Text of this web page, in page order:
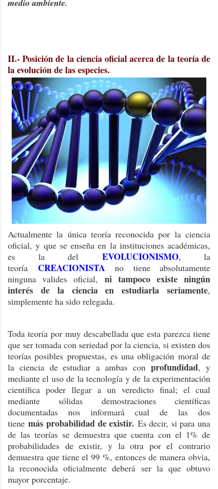
medio ambiente.
II.- Posición de la ciencia oficial acerca de la teoría de
la evolución de las especies.
Actualmente la única teoría reconocida por la ciencia
oficial, y que se enseña en la instituciones académicas,
es la del EVOLUCIONISMO, la
teoría CREACIONISTAno tiene absolutamente
ninguna valides oficial, ni tampoco existe ningún
interés de la ciencia en estudiarla seriamente,
simplemente ha sido relegada.
Toda teoría por muy descabellada que esta parezca tiene
que ser tomada con seriedad por la ciencia, si existen dos
teorías posibles propuestas, es una obligación moral de
la ciencia de estudiar a ambas conprofundidad, y
mediante el uso de la tecnología y de la experimentación
científica poder llegar a un veredicto final; el cual
mediante sólidas demostraciones científicas
documentadas nos informará cual de las dos
tiene más probabilidad de existir. Es decir, si para una
de las teorías se demuestra que cuenta con el 1% de
probabilidades de existir, y la otra por el contrario
demuestra que tiene el 99 %, entonces de manera obvia,
la reconocida oficialmente deberá ser la que obtuvo
mayor porcentaje.